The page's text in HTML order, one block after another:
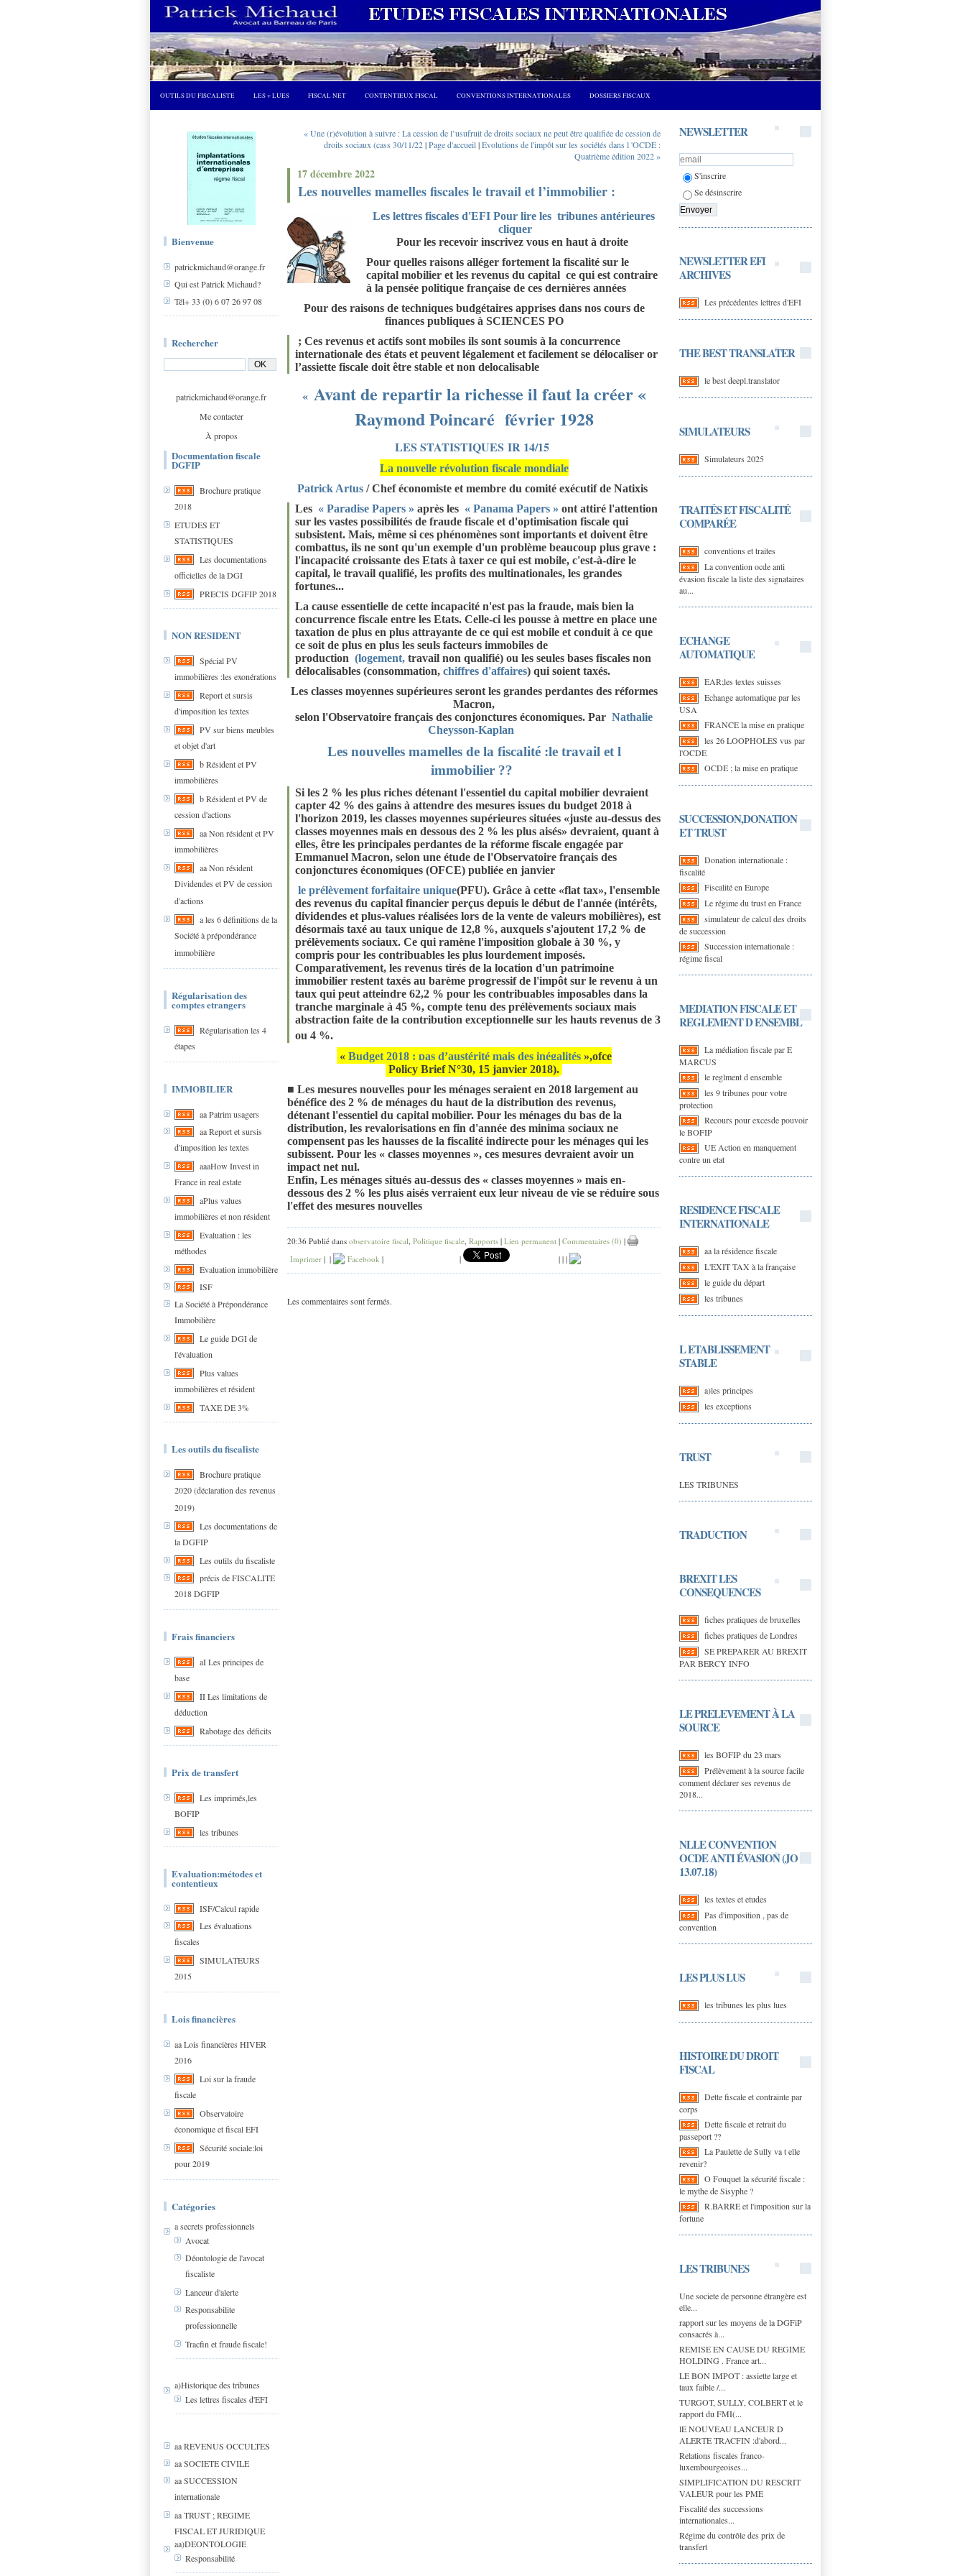
OUTILS DU FISCALISTE LES + LUES FISCAL NET CONTENTIEUX FISCAL CONVENTIONS INTERNATIONALES DOSSIERS FISCAUX
Bienvenue
patrickmichaud@orange.fr
Qui est Patrick Michaud?
Tél+ 33 (0) 6 07 26 97 08
Rechercher
patrickmichaud@orange.fr
Me contacter
À propos
Documentation fiscale
DGFIP
Brochure pratique
2018
ETUDES ET
STATISTIQUES
Les documentations
officielles de la DGI
PRECIS DGFIP 2018
NON RESIDENT
Spécial PV
immobilières :les exonérations
Report et sursis
d'imposition les textes
PV sur biens meubles
et objet d'art
b Résident et PV
immobilières
b Résident et PV de
cession d'actions
aa Non résident et PV
immobilières
aa Non résident
Dividendes et PV de cession
d'actions
a les 6 définitions de la
Société à prépondérance
immobilière
Régularisation des
comptes etrangers
Régularisation les 4
étapes
IMMOBILIER
aa Patrim usagers
aa Report et sursis
d'imposition les textes
aaaHow Invest in
France in real estate
aPlus values
immobilières et non résident
Evaluation : les
méthodes
Evaluation immobilière
ISF
La Société à Prépondérance
Immobilière
Le guide DGI de
l'évaluation
Plus values
immobilières et résident
TAXE DE 3%
Les outils du fiscaliste
Brochure pratique
2020 (déclaration des revenus
2019)
Les documentations de
la DGFIP
Les outils du fiscaliste
précis de FISCALITE
2018 DGFIP
Frais financiers
aI Les principes de
base
II Les limitations de
déduction
Rabotage des déficits
Prix de transfert
Les imprimés,les
BOFIP
les tribunes
Evaluation:métodes et
contentieux
ISF/Calcul rapide
Les évaluations
fiscales
SIMULATEURS
2015
Lois financières
aa Lois financières HIVER
2016
Loi sur la fraude
fiscale
Observatoire
économique et fiscal EFI
Sécurité sociale:loi
pour 2019
Catégories
a secrets professionnels
Avocat
Déontologie de l'avocat
fiscaliste
Lanceur d'alerte
Responsabilite
professionnelle
Tracfin et fraude fiscale!
a)Historique des tribunes
Les lettres fiscales d'EFI
aa REVENUS OCCULTES
aa SOCIETE CIVILE
aa SUCCESSION
internationale
aa TRUST ; REGIME
FISCAL ET JURIDIQUE
aa)DEONTOLOGIE
Responsabilité
NEWSLETTER
S'inscrire
Se désinscrire
NEWSLETTER EFI
ARCHIVES
Les précédentes lettres d'EFI
THE BEST TRANSLATER
le best deepl.translator
SIMULATEURS
Simulateurs 2025
TRAITÉS ET FISCALITÉ
COMPARÉE
conventions et traites
La convention ocde anti
évasion fiscale la liste des signataires
au...
ECHANGE
AUTOMATIQUE
EAR;les textes suisses
Echange automatique par les
USA
FRANCE la mise en pratique
les 26 LOOPHOLES vus par
l'OCDE
OCDE ; la mise en pratique
SUCCESSION,DONATION
ET TRUST
Donation internationale :
fiscalité
Fiscalité en Europe
Le régime du trust en France
simulateur de calcul des droits
de succession
Succession internationale :
régime fiscal
MEDIATION FISCALE ET
REGLEMENT D ENSEMBL
La médiation fiscale par E
MARCUS
le reglment d ensemble
les 9 tribunes pour votre
protection
Recours pour excesde pouvoir
le BOFIP
UE Action en manquement
contre un etat
RESIDENCE FISCALE
INTERNATIONALE
aa la résidence fiscale
L'EXIT TAX à la française
le guide du départ
les tribunes
L ETABLISSEMENT
STABLE
a)les principes
les exceptions
TRUST
LES TRIBUNES
TRADUCTION
BREXIT LES
CONSEQUENCES
fiches pratiques de bruxelles
fiches pratiques de Londres
SE PREPARER AU BREXIT
PAR BERCY INFO
LE PRELEVEMENT À LA
SOURCE
les BOFIP du 23 mars
Prélèvement à la source facile
comment déclarer ses revenus de
2018...
NLLE CONVENTION
OCDE ANTI ÉVASION (JO
13.07.18)
les textes et etudes
Pas d'imposition , pas de
convention
LES PLUS LUS
les tribunes les plus lues
HISTOIRE DU DROIT
FISCAL
Dette fiscale et contrainte par
corps
Dette fiscale et retrait du
passeport ??
La Paulette de Sully va t elle
revenir?
O Fouquet la sécurité fiscale :
le mythe de Sisyphe ?
R.BARRE et l'imposition sur la
fortune
LES TRIBUNES
Une societe de personne étrangère est
elle...
rapport sur les moyens de la DGFiP
consacrés à...
REMISE EN CAUSE DU REGIME
HOLDING . France art...
LE BON IMPOT : assiette large et
taux faible /...
TURGOT, SULLY, COLBERT et le
rapport du FMI(...
lE NOUVEAU LANCEUR D
ALERTE TRACFIN :d'abord...
Relations fiscales franco-
luxembourgeoises...
SIMPLIFICATION DU RESCRIT
VALEUR pour les PME
Fiscalité des successions
internationales...
Régime du contrôle des prix de
transfert
« Une (r)évolution à suivre : La cession de l’usufruit de droits sociaux ne peut être qualifiée de cession de
droits sociaux (cass 30/11/22|Page d'accueil|Evolutions de l'impôt sur les sociétés dans l 'OCDE :
Quatrième édition 2022 »
17 décembre 2022
Les nouvelles mamelles fiscales le travail et l’immobilier :
Les lettres fiscales d'EFI Pour lire les tribunes antérieures
cliquer
Pour les recevoir inscrivez vous en haut à droite
Pour quelles raisons alléger fortement la fiscalité sur le
capital mobilier et les revenus du capital ce qui est contraire
à la pensée politique française de ces dernières années
Pour des raisons de techniques budgétaires apprises dans nos cours de
finances publiques à SCIENCES PO
; Ces revenus et actifs sont mobiles ils sont soumis à la concurrence
internationale des états et peuvent légalement et facilement se délocaliser or
l’assiette fiscale doit être stable et non delocalisable
«Avant de repartir la richesse il faut la créer «
Raymond Poincaré février 1928
LES STATISTIQUES IR 14/15
La nouvelle révolution fiscale mondiale
Patrick Artus / Chef économiste et membre du comité exécutif de Natixis
Les « Paradise Papers » après les « Panama Papers » ont attiré l'attention
sur les vastes possibilités de fraude fiscale et d'optimisation fiscale qui
subsistent. Mais, même si ces phénomènes sont importants et doivent être
combattus, ils ne sont qu'un exemple d'un problème beaucoup plus grave :
l'incapacité croissante des Etats à taxer ce qui est mobile, c'est-à-dire le
capital, le travail qualifié, les profits des multinationales, les grandes
fortunes...
La cause essentielle de cette incapacité n'est pas la fraude, mais bien la
concurrence fiscale entre les Etats. Celle-ci les pousse à mettre en place une
taxation de plus en plus attrayante de ce qui est mobile et conduit à ce que
ce soit de plus en plus les seuls facteurs immobiles de
production (logement, travail non qualifié) ou les seules bases fiscales non
délocalisables (consommation, chiffres d'affaires) qui soient taxés.
Les classes moyennes supérieures seront les grandes perdantes des réformes
Macron,
selon l'Observatoire français des conjonctures économiques. Par Nathalie
Cheysson-Kaplan
Les nouvelles mamelles de la fiscalité :le travail et l
immobilier ??
Si les 2 % les plus riches détenant l'essentiel du capital mobilier devraient
capter 42 % des gains à attendre des mesures issues du budget 2018 à
l'horizon 2019, les classes moyennes supérieures situées «juste au-dessus des
classes moyennes mais en dessous des 2 % les plus aisés» devraient, quant à
elles, être les principales perdantes de la réforme fiscale engagée par
Emmanuel Macron, selon une étude de l'Observatoire français des
conjonctures économiques (OFCE) publiée en janvier
le prélèvement forfaitaire unique(PFU). Grâce à cette «flat tax», l'ensemble
des revenus du capital financier perçus depuis le début de l'année (intérêts,
dividendes et plus-values réalisées lors de la vente de valeurs mobilières), est
désormais taxé au taux unique de 12,8 %, auxquels s'ajoutent 17,2 % de
prélèvements sociaux. Ce qui ramène l'imposition globale à 30 %, y
compris pour les contribuables les plus lourdement imposés.
Comparativement, les revenus tirés de la location d'un patrimoine
immobilier restent taxés au barème progressif de l'impôt sur le revenu à un
taux qui peut atteindre 62,2 % pour les contribuables imposables dans la
tranche marginale à 45 %, compte tenu des prélèvements sociaux mais
abstraction faite de la contribution exceptionnelle sur les hauts revenus de 3
ou 4 %.
« Budget 2018 : pas d’austérité mais des inégalités»,ofce
Policy Brief N°30, 15 janvier 2018).
■ Les mesures nouvelles pour les ménages seraient en 2018 largement au
bénéfice des 2 % de ménages du haut de la distribution des revenus,
détenant l'essentiel du capital mobilier. Pour les ménages du bas de la
distribution, les revalorisations en fin d'année des minima sociaux ne
compensent pas les hausses de la fiscalité indirecte pour les ménages qui les
subissent. Pour les « classes moyennes », ces mesures devraient avoir un
impact net nul.
Enfin, Les ménages situés au-dessus des « classes moyennes » mais en-
dessous des 2 % les plus aisés verraient eux leur niveau de vie se réduire sous
l'effet des mesures nouvelles
20:36 Publié dans observatoire fiscal, Politique fiscale, Rapports | Lien permanent | Commentaires (0) |
Imprimer | | Facebook | | | | |
Les commentaires sont fermés.